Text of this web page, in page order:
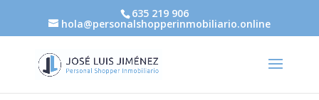
635 219 906
hola@personalshopperinmobiliario.online